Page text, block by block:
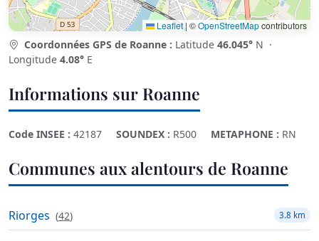
Leaflet| ©OpenStreetMapcontributors
Coordonnées GPS de Roanne : Latitude 46.045° N ·
Longitude 4.08° E
Informations sur Roanne
Code INSEE : 42187 SOUNDEX : R500 METAPHONE : RN
Communes aux alentours de Roanne
Riorges (42) 3.8 km